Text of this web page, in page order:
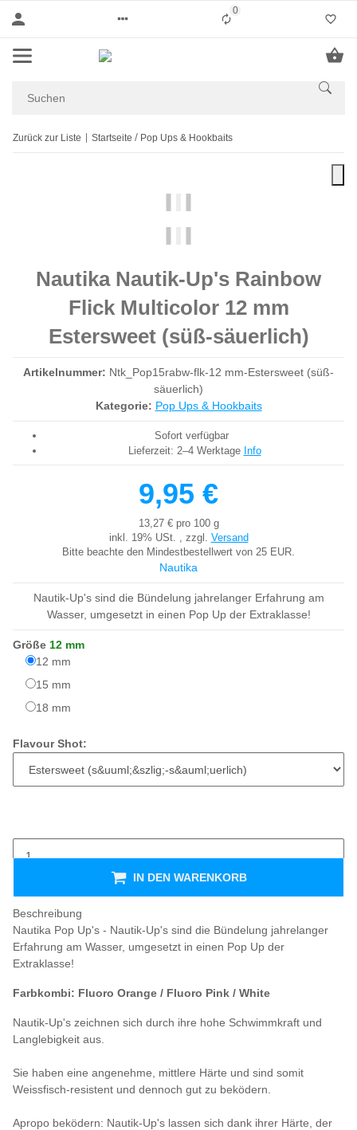
0Liste ist leer
Zurück zur Liste Startseite Pop Ups & Hookbaits
Nautika Nautik-Up's Rainbow
Flick Multicolor 12 mm
Estersweet (süß-säuerlich)
Artikelnummer: Ntk_Pop15rabw-flk-12 mm-Estersweet (süß-
säuerlich)
Kategorie: Pop Ups & Hookbaits
Sofort verfügbar
Lieferzeit: 2–4 Werktage Info
9,95 €
13,27 € pro 100 g
inkl. 19% USt. , zzgl. Versand
Bitte beachte den Mindestbestellwert von 25 EUR.
Nautika
Nautik-Up's sind die Bündelung jahrelanger Erfahrung am
Wasser, umgesetzt in einen Pop Up der Extraklasse!
Größe 12 mm
12 mm
15 mm
18 mm
Flavour Shot:
IN DEN WARENKORB
Beschreibung
Nautika Pop Up's - Nautik-Up's sind die Bündelung jahrelanger
Erfahrung am Wasser, umgesetzt in einen Pop Up der
Extraklasse!
Farbkombi: Fluoro Orange / Fluoro Pink / White
Nautik-Up's zeichnen sich durch ihre hohe Schwimmkraft und
Langlebigkeit aus.
Sie haben eine angenehme, mittlere Härte und sind somit
Weissfisch-resistent und dennoch gut zu beködern.
Apropo beködern: Nautik-Up's lassen sich dank ihrer Härte, der